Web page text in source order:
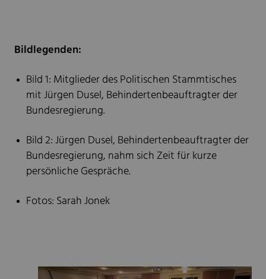
Bildlegenden:
Bild 1: Mitglieder des Politischen Stammtisches
mit Jürgen Dusel, Behindertenbeauftragter der
Bundesregierung.
Bild 2: Jürgen Dusel, Behindertenbeauftragter der
Bundesregierung, nahm sich Zeit für kurze
persönliche Gespräche.
Fotos: Sarah Jonek